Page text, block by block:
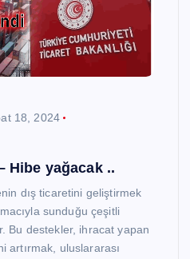
18, 2024
Hibe yağacak ..
dış ticaretini geliştirmek
sunduğu çeşitli
Bu destekler, ihracat yapan
artırmak, uluslararası